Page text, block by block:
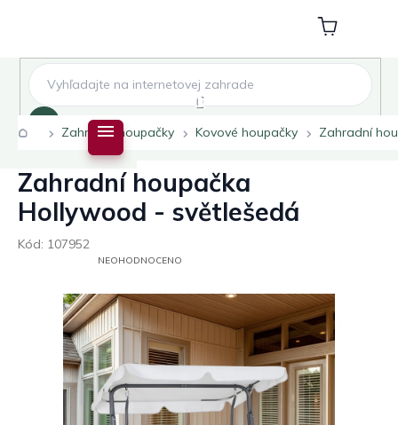
Nákupní
košík
DomůZahradní houpačky Kovové houpačky Zahradní
Zahradní houpačka
Hollywood - světlešedá
Kód: 107952
PRŮMĚRNÉ
HVĚZDIČEK.
NEOHODNOCENO